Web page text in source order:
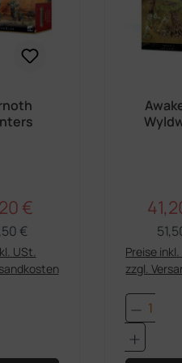
gewünschten
€
€
USt.
Anzahl: Gib
Preise
zzgl.